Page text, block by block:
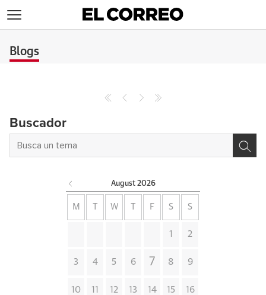
Blogs
Buscador
August 2026
M W F S S
1 2
3 4 5 6 7 8 9
10 11 12 13 14 15 16